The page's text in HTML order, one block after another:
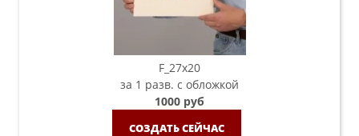
F_27x20
за 1 разв. с обложкой
1000 руб
СОЗДАТЬ СЕЙЧАС